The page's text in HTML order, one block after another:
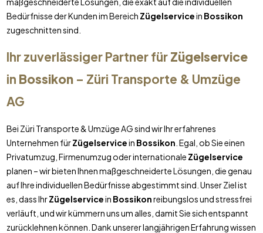
Bedürfnisse der Kunden im Bereich Zügelservicein Bossikon
zugeschnitten sind.
Ihr zuverlässiger Partner fürZügelservice
in Bossikon– Züri Transporte & Umzüge
AG
Bei Züri Transporte & Umzüge AG sind wir Ihr erfahrenes
Unternehmen fürZügelservicein Bossikon . Egal, ob Sie einen
Privatumzug, Firmenumzug oder internationale Zügelservice
planen – wir bieten Ihnen maßgeschneiderte Lösungen, die genau
auf Ihre individuellen Bedürfnisse abgestimmt sind. Unser Ziel ist
es, dass IhrZügelservicein Bossikonreibungslos und stressfrei
verläuft, und wir kümmern uns um alles, damit Sie sich entspannt
zurücklehnen können. Dank unserer langjährigen Erfahrung wissen